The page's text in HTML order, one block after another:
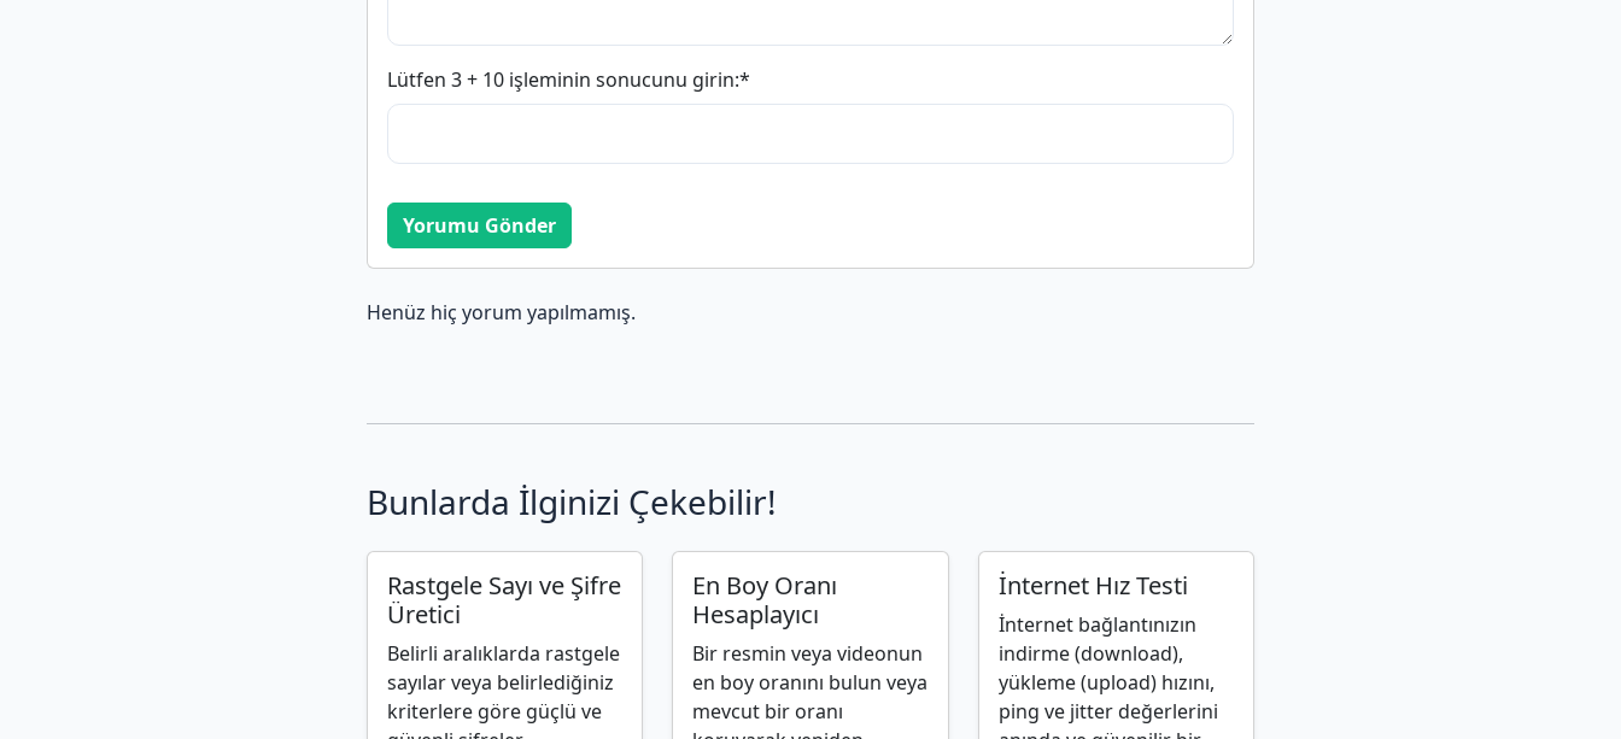
Lütfen 3 + 10 işleminin sonucunu girin:*
Yorumu Gönder
Henüz hiç yorum yapılmamış.
Bunlarda İlginizi Çekebilir!
Rastgele Sayı ve Şifre
Üretici
Belirli aralıklarda rastgele
sayılar veya belirlediğiniz
kriterlere göre güçlü ve
En Boy Oranı
Hesaplayıcı
Bir resmin veya videonun
en boy oranını bulun veya
mevcut bir oranı
İnternet Hız Testi
İnternet bağlantınızın
indirme (download),
yükleme (upload) hızını,
ping ve jitter değerlerini